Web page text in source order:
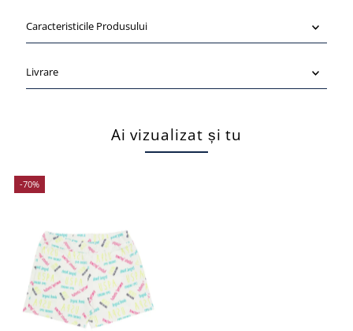
Caracteristicile Produsului
Livrare
Ai vizualizat și tu
-70%